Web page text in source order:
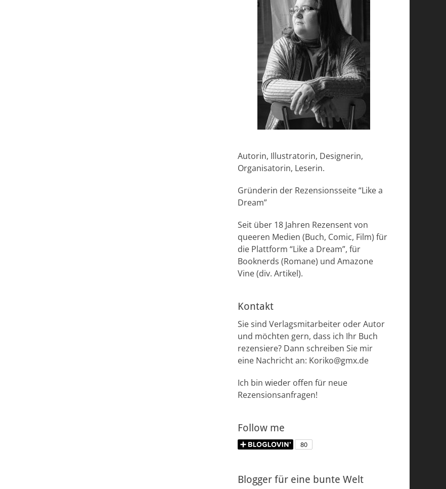
Autorin, Illustratorin, Designerin,
Organisatorin, Leserin.
Gründerin der Rezensionsseite “Like a
Dream”
Seit über 18 Jahren Rezensent von
queeren Medien (Buch, Comic, Film) für
die Plattform “Like a Dream”, für
Booknerds (Romane) und Amazone
Vine (div. Artikel).
Kontakt
Sie sind Verlagsmitarbeiter oder Autor
und möchten gern, dass ich Ihr Buch
rezensiere? Dann schreiben Sie mir
eine Nachricht an: Koriko@gmx.de
Ich bin wieder offen für neue
Rezensionsanfragen!
Follow me
Blogger für eine bunte Welt